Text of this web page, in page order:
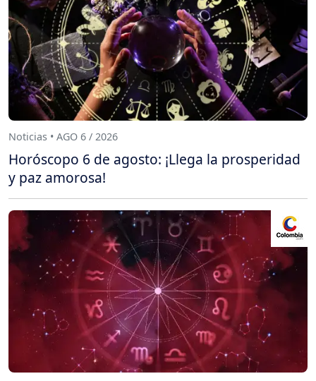
Noticias • AGO 6 / 2026
Horóscopo 6 de agosto: ¡Llega la prosperidad
y paz amorosa!